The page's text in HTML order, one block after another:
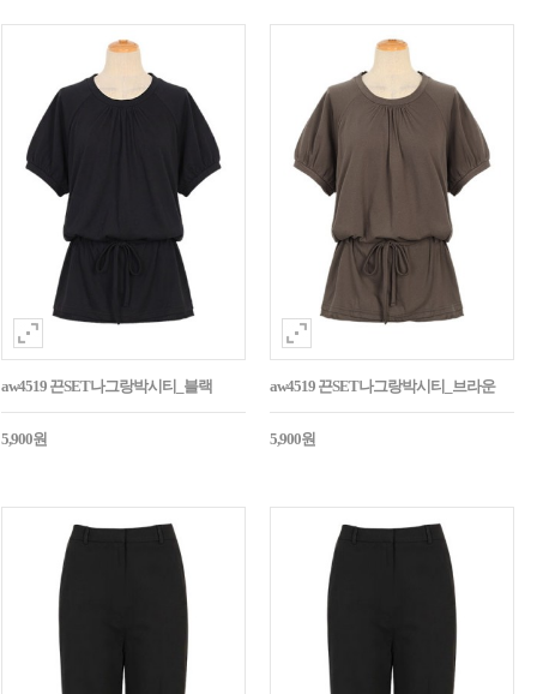
aw4519 끈SET나그랑박시티_블랙
5,900원
aw4519 끈SET나그랑박시티_브라운
5,900원